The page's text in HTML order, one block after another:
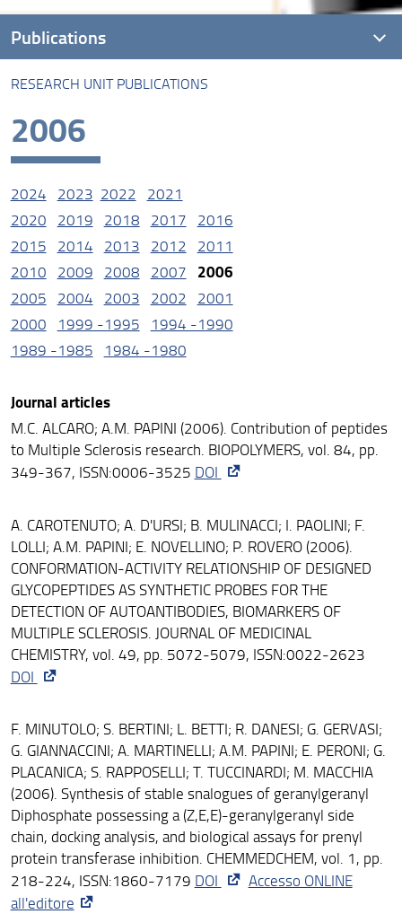
RESEARCH UNIT PUBLICATIONS
2006
2024 2023 2022
2021
2020
2019 2018 2017
2016
2015
2014 2013 2012
2011
2010
2009 2008 2007 2006
2005 2004 2003 2002
2001
2000
1999 -1995
1994 -1990
1989 -1985
1984 -1980
Journal articles
M.C. ALCARO; A.M. PAPINI (2006). Contribution of peptides
to Multiple Sclerosis research. BIOPOLYMERS, vol. 84, pp.
349-367, ISSN:0006-3525 DOI
A. CAROTENUTO; A. D'URSI; B. MULINACCI; I. PAOLINI; F.
LOLLI; A.M. PAPINI; E. NOVELLINO; P. ROVERO (2006).
CONFORMATION-ACTIVITY RELATIONSHIP OF DESIGNED
GLYCOPEPTIDES AS SYNTHETIC PROBES FOR THE
DETECTION OF AUTOANTIBODIES, BIOMARKERS OF
MULTIPLE SCLEROSIS. JOURNAL OF MEDICINAL
CHEMISTRY, vol. 49, pp. 5072-5079, ISSN:0022-2623
DOI
F. MINUTOLO; S. BERTINI; L. BETTI; R. DANESI; G. GERVASI;
G. GIANNACCINI; A. MARTINELLI; A.M. PAPINI; E. PERONI; G.
PLACANICA; S. RAPPOSELLI; T. TUCCINARDI; M. MACCHIA
(2006). Synthesis of stable snalogues of geranylgeranyl
Diphosphate possessing a (Z,E,E)-geranylgeranyl side
chain, docking analysis, and biological assays for prenyl
protein transferase inhibition. CHEMMEDCHEM, vol. 1, pp.
218-224, ISSN:1860-7179 DOI
Accesso ONLINE
all'editore
Publications
Research unit Publications